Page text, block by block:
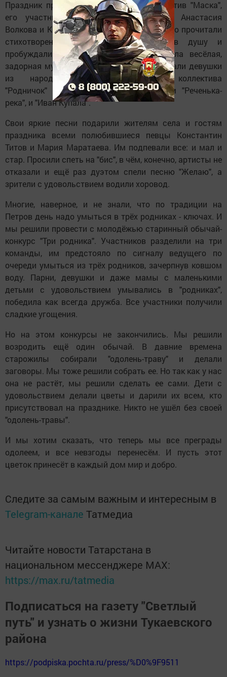
Праздник продолжил театральный коллектив "Маска",
его участники - Анастасия Абрамова, Анастасия
Волкова и Ксения Гончарова проникновенно прочитали
стихотворения, их слова проникали в душу и
пробуждали всё самое лучшее. Зазвучала весёлая,
задорная музыка и на зелёный луг выбежали девушки
из народного хореографического коллектива
"Родничок" с русским народным танцем "Реченька-
река", и "Иван Купала".
Свои яркие песни подарили жителям села и гостям
праздника всеми полюбившиеся певцы Константин
Титов и Мария Маратаева. Им подпевали все: и мал и
стар. Просили спеть на "бис", в чём, конечно, артисты не
отказали и ещё раз дуэтом спели песню "Желаю", а
зрители с удовольствием водили хоровод.
Многие, наверное, и не знали, что по традиции на
Петров день надо умыться в трёх родниках - ключах. И
мы решили провести с молодёжью старинный обычай-
конкурс "Три родника". Участников разделили на три
команды, им предстояло по сигналу ведущего по
очереди умыться из трёх родников, зачерпнув ковшом
воду. Парни, девушки и даже мамы с маленькими
детьми с удовольствием умывались в "родниках",
победила как всегда дружба. Все участники получили
сладкие угощения.
Но на этом конкурсы не закончились. Мы решили
возродить ещё один обычай. В давние времена
старожилы собирали "одолень-траву" и делали
заговоры. Мы тоже решили собрать ее. Но так как у нас
она не растёт, мы решили сделать ее сами. Дети с
удовольствием делали цветы и дарили их всем, кто
присутствовал на празднике. Никто не ушёл без своей
"одолень-травы".
И мы хотим сказать, что теперь мы все преграды
одолеем, и все невзгоды перенесём. И пусть этот
цветок принесёт в каждый дом мир и добро.
Следите за самым важным и интересным в
Telegram-канале Татмедиа
Читайте новости Татарстана в
национальном мессенджере MАХ:
https://max.ru/tatmedia
Подписаться на газету "Светлый
путь" и узнать о жизни Тукаевского
района
https://podpiska.pochta.ru/press/%D0%9F9511